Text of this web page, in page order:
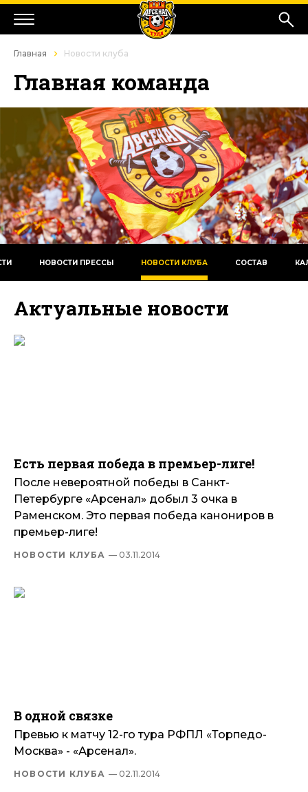
Главная Новости клуба
Главная команда
НОВОСТИ ПРЕССЫ НОВОСТИ КЛУБА СОСТАВ
Актуальные новости
Есть первая победа в премьер-лиге!
После невероятной победы в Санкт-
Петербурге «Арсенал» добыл 3 очка в
Раменском. Это первая победа канониров в
премьер-лиге!
НОВОСТИ КЛУБА — 03.11.2014
В одной связке
Превью к матчу 12-го тура РФПЛ «Торпедо-
Москва» - «Арсенал».
НОВОСТИ КЛУБА — 02.11.2014